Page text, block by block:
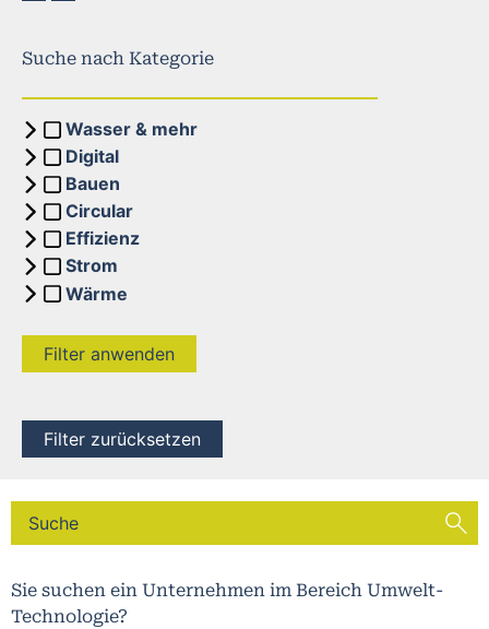
Sie suchen ein Unternehmen im Bereich Umwelt-
Technologie?
Suche nach Kategorie
Wasser & mehr
Digital
Bauen
Circular
Effizienz
Strom
Wärme
Filter anwenden
Filter zurücksetzen